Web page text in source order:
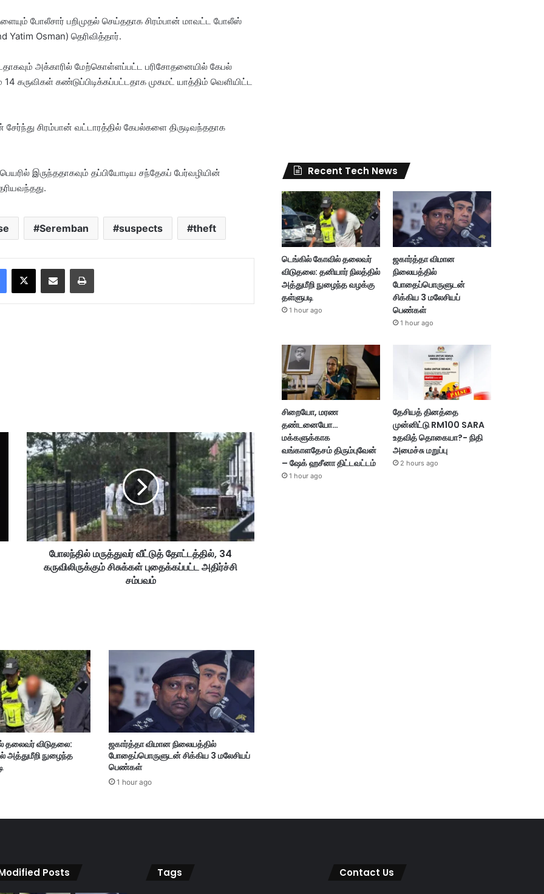
போலீசார் பறிமுதல் செய்ததாக சிரம்பான் மாவட்ட போலீஸ்
Osman) தெரிவித்தார்.
அக்காரில் மேற்கொள்ளப்பட்ட பரிசோதனையில் கேபல்
கருவிகள் கண்டுப்பிடிக்கப்பட்டதாக முகமட் யாத்திம் வெளியிட்ட
சிரம்பான் வட்டாரத்தில் கேபல்களை திருடிவந்ததாக
இருந்ததாகவும் தப்பியோடிய சந்தேகப் பேர்வழியின்
Seremban suspects theft
போ
ல
ந்
தி
ல்
ம
த்
து
ட
த்
தி
ல்
,
3
4
க
ரு
கு
க்
போலந்தில் மருத்துவர் வீட்டுத் தோட்டத்தில், 34
கருவிலிருக்கும் சிசுக்கள் புதைக்கப்பட்ட அதிர்ச்சி
சம்பவம்
தலைவர் விடுதலை:
அத்துமீறி நுழைந்த
ஜகார்த்தா விமான நிலையத்தில்
போதைப்பொருளுடன் சிக்கிய 3 மலேசியப்
பெண்கள்
1 hour ago
Recent Tech News
டெங்கில் கோவில் தலைவர்
விடுதலை: தனியார் நிலத்தில்
அத்துமீறி நுழைந்த வழக்கு
தள்ளுபடி
1 hour ago
ஜகார்த்தா விமான
நிலையத்தில்
போதைப்பொருளுடன்
சிக்கிய 3 மலேசியப்
பெண்கள்
1 hour ago
சிறையோ, மரண
தண்டனையோ…
மக்களுக்காக
வங்காளதேசம் திரும்புவேன்
– ஷேக் ஹசீனா திட்டவட்டம்
1 hour ago
தேசியத் தினத்தை
முன்னிட்டு RM100 SARA
உதவித் தொகையா?- நிதி
அமைச்சு மறுப்பு
2 hours ago
Posts Tags Contact Us